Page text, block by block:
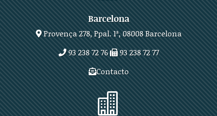
Barcelona
Provença 278, Ppal. 1ª, 08008 Barcelona
93 238 72 76
93 238 72 77
Contacto
